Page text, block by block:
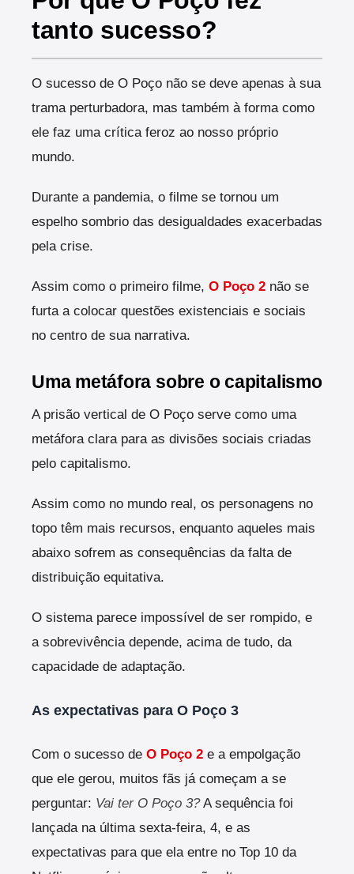
tanto sucesso?
O sucesso de O Poço não se deve apenas à sua
trama perturbadora, mas também à forma como
ele faz uma crítica feroz ao nosso próprio
mundo.
Durante a pandemia, o filme se tornou um
espelho sombrio das desigualdades exacerbadas
pela crise.
Assim como o primeiro filme, O Poço 2 não se
furta a colocar questões existenciais e sociais
no centro de sua narrativa.
Uma metáfora sobre o capitalismo
A prisão vertical de O Poço serve como uma
metáfora clara para as divisões sociais criadas
pelo capitalismo.
Assim como no mundo real, os personagens no
topo têm mais recursos, enquanto aqueles mais
abaixo sofrem as consequências da falta de
distribuição equitativa.
O sistema parece impossível de ser rompido, e
a sobrevivência depende, acima de tudo, da
capacidade de adaptação.
As expectativas para O Poço 3
Com o sucesso de O Poço 2 e a empolgação
que ele gerou, muitos fãs já começam a se
perguntar: Vai ter O Poço 3?A sequência foi
lançada na última sexta-feira, 4, e as
expectativas para que ela entre no Top 10 da